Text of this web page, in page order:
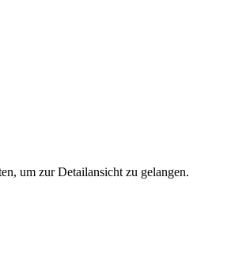
um zur Detailansicht zu gelangen.